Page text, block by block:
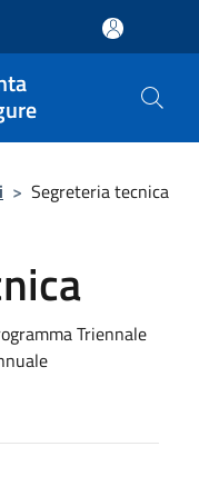
> Segreteria tecnica
Triennale